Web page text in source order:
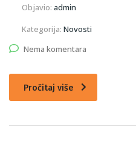
Objavio: admin
Kategorija: Novosti
Nema komentara
Pročitaj više